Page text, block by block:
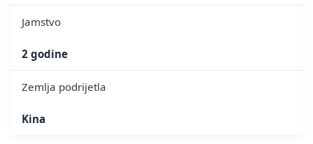
Jamstvo
2 godine
Zemlja podrijetla
Kina